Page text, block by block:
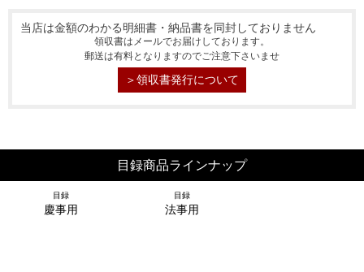
当店は金額のわかる明細書・納品書を同封しておりません
領収書はメールでお届けしております。
郵送は有料となりますのでご注意下さいませ
＞領収書発行について
目録商品ラインナップ
目録
慶事用
目録
法事用